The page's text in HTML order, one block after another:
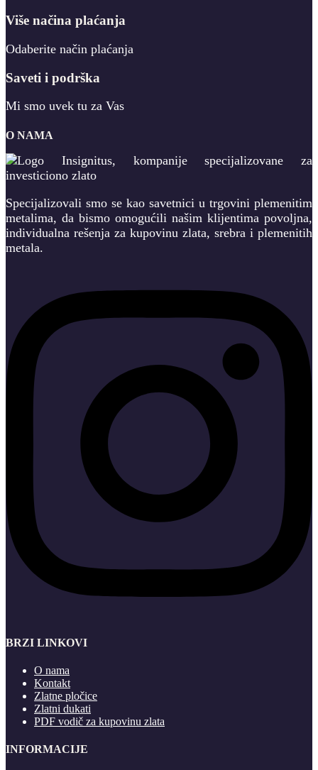
Više načina plaćanja
Odaberite način plaćanja
Saveti i podrška
Mi smo uvek tu za Vas
O NAMA
Specijalizovali smo se kao savetnici u trgovini plemenitim
metalima, da bismo omogućili našim klijentima povoljna,
individualna rešenja za kupovinu zlata, srebra i plemenitih
metala.
BRZI LINKOVI
O nama
Kontakt
Zlatne pločice
Zlatni dukati
PDF vodič za kupovinu zlata
INFORMACIJE